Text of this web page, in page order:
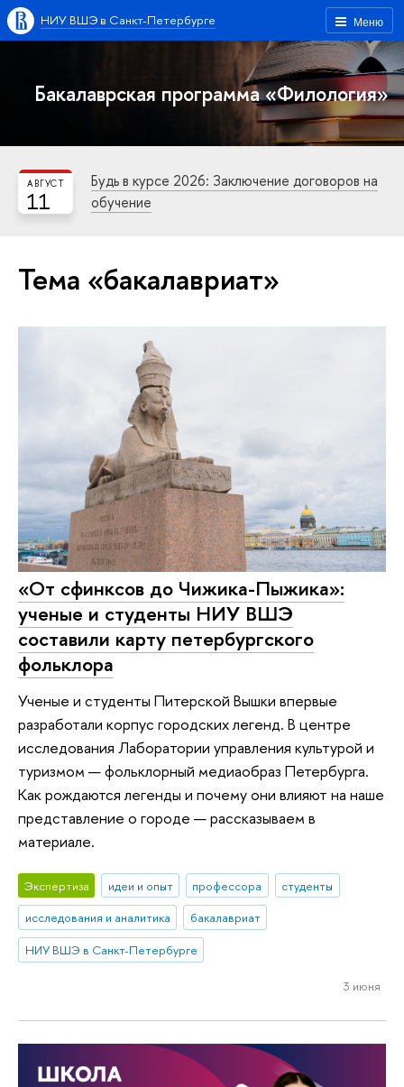
Меню
НИУ ВШЭ в Санкт-Петербурге
Бакалаврская программа «Филология»
11
АВГУСТ
Будь в курсе 2026: Заключение договоров на
обучение
Тема «бакалавриат»
«От сфинксов до Чижика-Пыжика»:
ученые и студенты НИУ ВШЭ
составили карту петербургского
фольклора
Ученые и студенты Питерской Вышки впервые
разработали корпус городских легенд. В центре
исследования Лаборатории управления культурой и
туризмом — фольклорный медиаобраз Петербурга.
Как рождаются легенды и почему они влияют на наше
представление о городе — рассказываем в
материале.
Экспертиза идеи и опыт профессора
студенты
исследования и аналитика
бакалавриат
НИУ ВШЭ в Санкт-Петербурге
3 июня